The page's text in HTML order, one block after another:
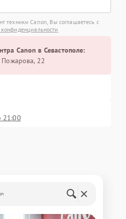
техники Canon, Вы соглашаетесь с
Canon в Севастополе:
Пожарова, 22
21:00